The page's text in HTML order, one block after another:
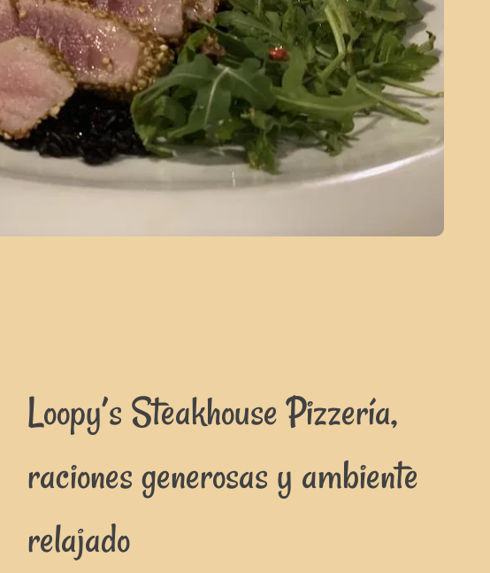
Loopy’s Steakhouse Pizzería,
raciones generosas y ambiente
relajado